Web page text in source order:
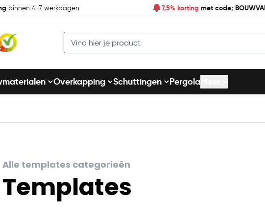
binnen 4-7 werkdagen 7,5% korting met code;
Search
Overkapping Schuttingen Pergola
Alle templates categorieën
Templates